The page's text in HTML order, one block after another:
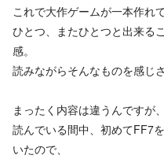
これで大作ゲームが一本作れ
ひとつ、またひとつと出来る
感。
読みながらそんなものを感じ
まったく内容は違うんですが、
読んでいる間中、初めてFF7
いたので、